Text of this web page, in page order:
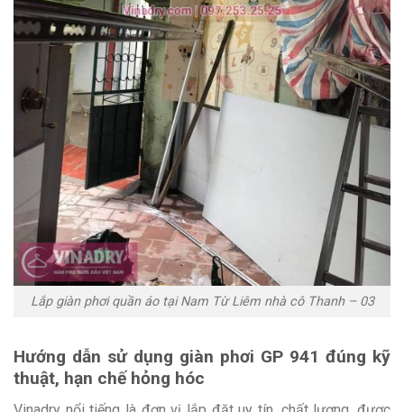
Lắp giàn phơi quần áo tại Nam Từ Liêm nhà cô Thanh – 03
Hướng dẫn sử dụng giàn phơi GP 941 đúng kỹ
thuật, hạn chế hỏng hóc